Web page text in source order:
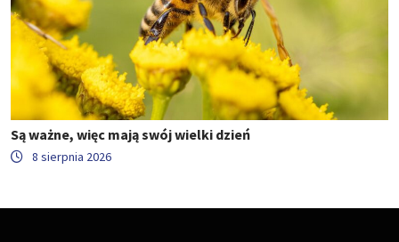
Są ważne, więc mają swój wielki dzień
8 sierpnia 2026